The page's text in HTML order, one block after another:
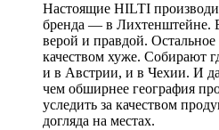
Настоящие HILTI
бренда — в Лихтенштейне.
верой и правдой.
качеством хуже. Собирают
и в Австрии, и в Чехии. И
чем обширнее география
уследить за качеством
догляда на местах.